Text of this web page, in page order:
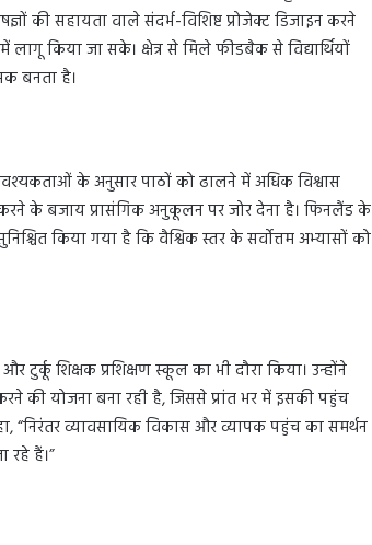
की सहायता वाले संदर्भ-विशिष्ट प्रोजेक्ट डिजाइन करने
किया जा सके। क्षेत्र से मिले फीडबैक से विद्यार्थियों
बनता है।
के अनुसार पाठों को ढालने में अधिक विश्वास
के बजाय प्रासंगिक अनुकूलन पर जोर देना है। फिनलैंड के
किया गया है कि वैश्विक स्तर के सर्वोत्तम अभ्यासों को
टुर्कू शिक्षक प्रशिक्षण स्कूल का भी दौरा किया। उन्होंने
की योजना बना रही है, जिससे प्रांत भर में इसकी पहुंच
“निरंतर व्यावसायिक विकास और व्यापक पहुंच का समर्थन
रहे हैं।”